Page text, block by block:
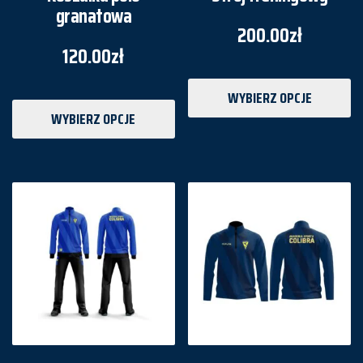
granatowa
120.00zł
WYBIERZ OPCJE
200.00zł
WYBIERZ OPCJE